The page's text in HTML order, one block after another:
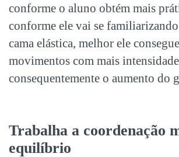
conforme o aluno obtém mais
conforme ele vai se
cama elástica, melhor ele
movimentos com mais
consequentemente o aumento do
Trabalha a coordenação
equilíbrio